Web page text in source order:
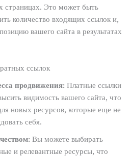
страницах. Это может быть
количество входящих ссылок и,
вашего сайта в результатах
ссылок
продвижения: Платные ссылки
видимость вашего сайта, что
новых ресурсов, которые еще не
себя.
Вы можете выбирать
и релевантные ресурсы, что